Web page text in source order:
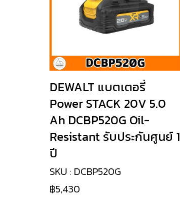
DEWALT แบตเตอรี่
Power STACK 20V 5.0
Ah DCBP520G Oil-
Resistant รับประกันศูนย์ 1
ปี
SKU : DCBP520G
฿5,430